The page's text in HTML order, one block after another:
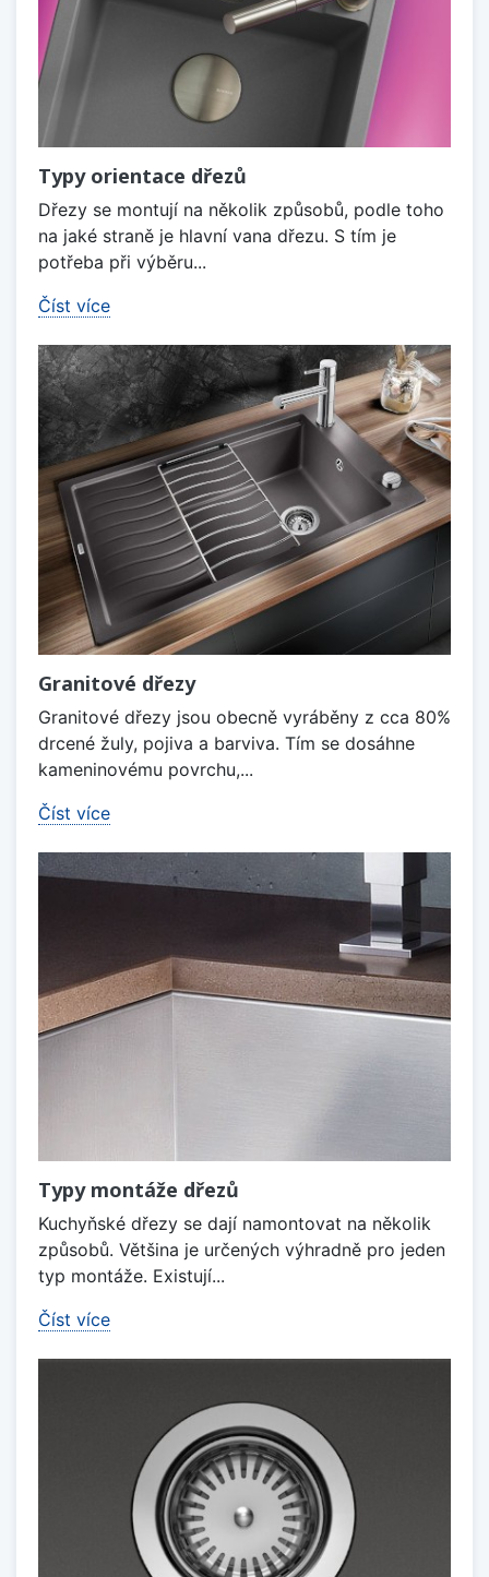
Typy orientace dřezů
Dřezy se montují na několik způsobů, podle toho
na jaké straně je hlavní vana dřezu. S tím je
potřeba při výběru...
Číst více
Granitové dřezy
Granitové dřezy jsou obecně vyráběny z cca 80%
drcené žuly, pojiva a barviva. Tím se dosáhne
kameninovému povrchu,...
Číst více
Typy montáže dřezů
Kuchyňské dřezy se dají namontovat na několik
způsobů. Většina je určených výhradně pro jeden
typ montáže. Existují...
Číst více